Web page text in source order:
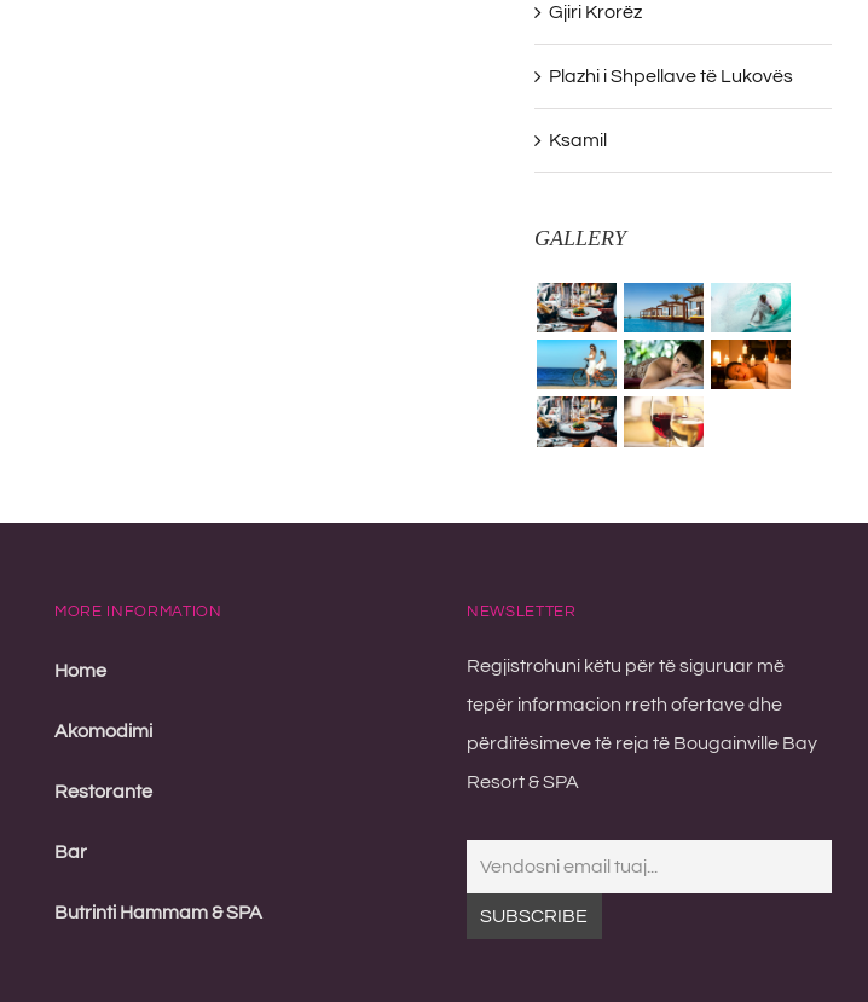
Gjiri Krorëz
Plazhi i Shpellave të Lukovës
Ksamil
GALLERY
MORE INFORMATION
Home
Akomodimi
Restorante
Bar
Butrinti Hammam & SPA
NEWSLETTER
Regjistrohuni këtu për të siguruar më
tepër informacion rreth ofertave dhe
përditësimeve të reja të Bougainville Bay
Resort & SPA